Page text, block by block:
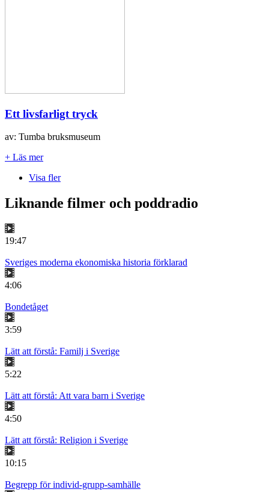
Ett livsfarligt tryck
av: Tumba bruksmuseum
+ Läs mer
Visa fler
Liknande filmer och poddradio
19:47
Sveriges moderna ekonomiska historia förklarad
4:06
Bondetåget
3:59
Lätt att förstå: Familj i Sverige
5:22
Lätt att förstå: Att vara barn i Sverige
4:50
Lätt att förstå: Religion i Sverige
10:15
Begrepp för individ-grupp-samhälle